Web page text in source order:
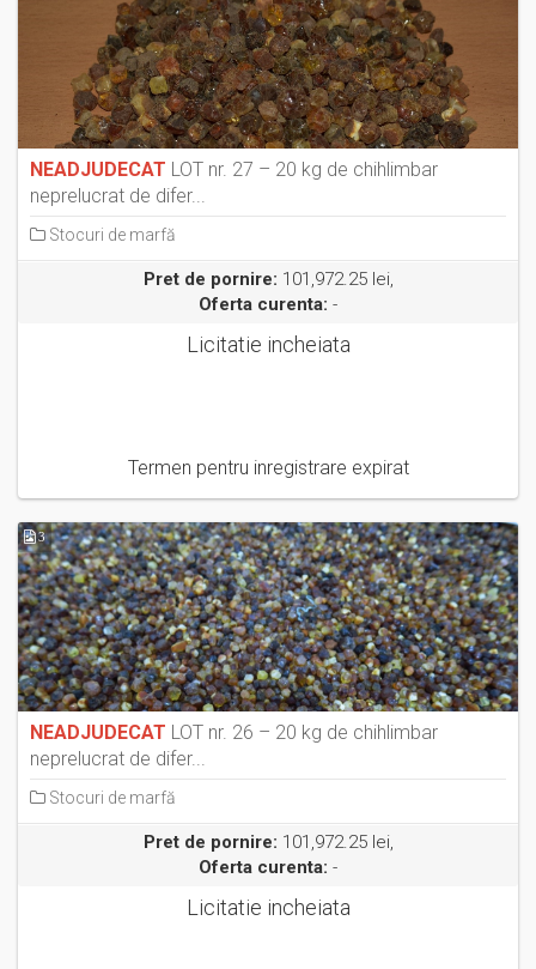
NEADJUDECAT LOT nr. 27 – 20 kg de chihlimbar
neprelucrat de difer...
Stocuri de marfă
Pret de pornire: 101,972.25 lei,
Oferta curenta: -
Licitatie incheiata
Termen pentru inregistrare expirat
3
NEADJUDECAT LOT nr. 26 – 20 kg de chihlimbar
neprelucrat de difer...
Stocuri de marfă
Pret de pornire: 101,972.25 lei,
Oferta curenta: -
Licitatie incheiata